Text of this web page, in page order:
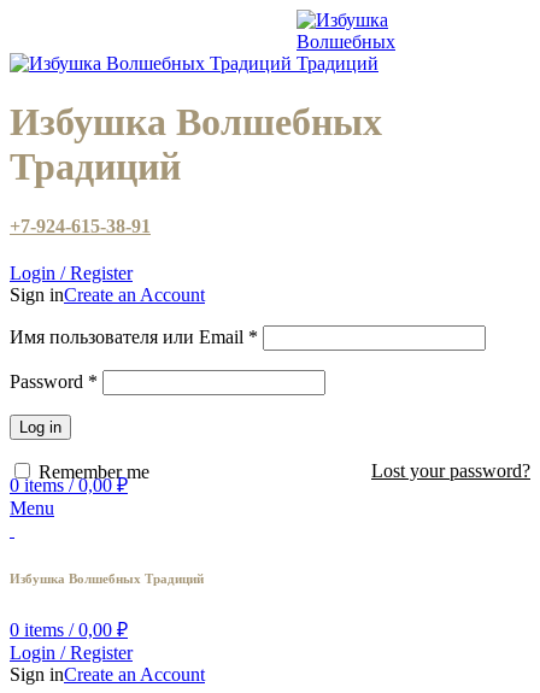
Избушка Волшебных
Традиций
+7-924-615-38-91
Login / Register
Sign inCreate an Account
Имя пользователя или Email *
Password *
Log in
Lost your password?
Remember me
0items / 0,00₽
Menu
Избушка Волшебных Традиций
0 items / 0,00 ₽
Login / Register
Sign inCreate an Account